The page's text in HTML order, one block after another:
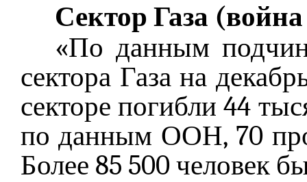
Сектор Газа
«По данным
сектора Газа на
секторе погибли 44
по данным ООН, 70
Более 85 500 человек